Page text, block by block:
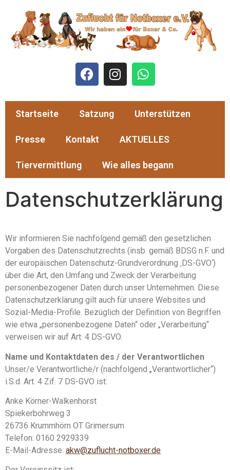
Startseite Satzung Unterstützen
Presse Kontakt AKTUELLES
Tiervermittlung Wie alles begann
Datenschutzerklärung
Wir informieren Sie nachfolgend gemäß den gesetzlichen
Vorgaben des Datenschutzrechts (insb. gemäß BDSG n.F. und
der europäischen Datenschutz-Grundverordnung ‚DS-GVO‘)
über die Art, den Umfang und Zweck der Verarbeitung
personenbezogener Daten durch unser Unternehmen. Diese
Datenschutzerklärung gilt auch für unsere Websites und
Sozial-Media-Profile. Bezüglich der Definition von Begriffen
wie etwa „personenbezogene Daten“ oder „Verarbeitung“
verweisen wir auf Art. 4 DS-GVO.
Name und Kontaktdaten des / der Verantwortlichen
Unser/e Verantwortliche/r (nachfolgend „Verantwortlicher“)
i.S.d. Art. 4 Zif. 7 DS-GVO ist:
Anke Körner-Walkenhorst
Spiekerbohrweg 3
26736 Krummhörn OT Grimersum
Telefon: 0160 2929339
E-Mail-Adresse: akw@zuflucht-notboxer.de